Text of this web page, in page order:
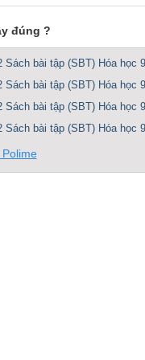
đúng ?
Sách bài tập (SBT) Hóa học 9
Sách bài tập (SBT) Hóa học 9
Sách bài tập (SBT) Hóa học 9
Sách bài tập (SBT) Hóa học 9